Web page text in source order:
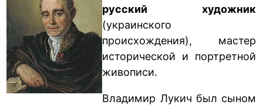
русский художник
(украинского
происхождения), мастер
исторической и портретной
живописи.
Владимир Лукич был сыном